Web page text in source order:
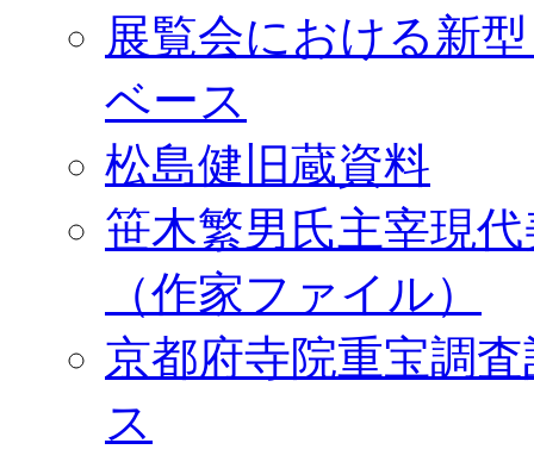
展覧会における新
ベース
松島健旧蔵資料
笹木繁男氏主宰現
（作家ファイル）
京都府寺院重宝調
ス